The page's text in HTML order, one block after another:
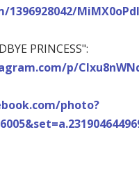
MiMX0oPdI
PRINCESS":
p/
photo?